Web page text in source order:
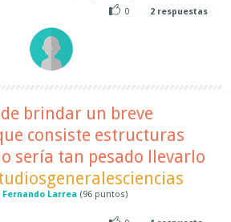
0
2 respuestas
brindar un breve
consiste estructuras
sería tan pesado llevarlo
Fernando Larrea (96 puntos)